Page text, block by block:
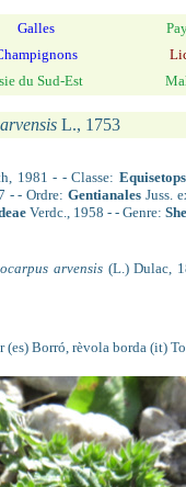
Galles
du Sud-Est
L., 1753
1981 - - Classe:
- - Ordre:Gentianales Juss.
Verdc., 1958 - - Genre:
arvensis(L.) Dulac,
Borró, rèvola borda (it)